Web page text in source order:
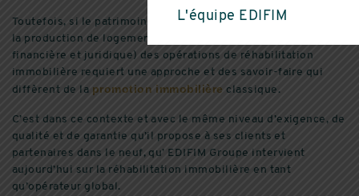
Toutefois, si le patrimoine bâti constitue une ressource pour
la production de logements, la complexité (technique,
financière et juridique) des opérations de réhabilitation
immobilière requiert une approche et des savoir-faire qui
diffèrent de la promotion immobilière classique.
C’est dans ce contexte et avec le même niveau d’exigence, de
qualité et de garantie qu’il propose à ses clients et
partenaires dans le neuf, qu’ EDIFIM Groupe intervient
aujourd’hui sur la réhabilitation immobilière en tant
qu’opérateur global.
L'équipe EDIFIM